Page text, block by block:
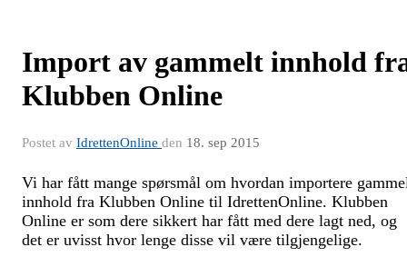
Import av gammelt innhold
Klubben Online
Postet av IdrettenOnline den 18. sep 2015
Vi har fått mange spørsmål om hvordan importere
innhold fra Klubben Online til IdrettenOnline. Klubben
Online er som dere sikkert har fått med dere lagt ned, og
det er uvisst hvor lenge disse vil være tilgjengelige.